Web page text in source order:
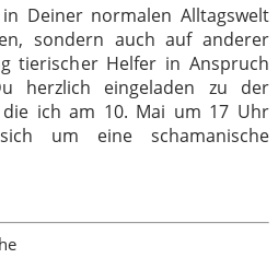
Deiner normalen Alltagswelt
sondern auch auf anderer
tierischer Helfer in Anspruch
herzlich eingeladen zu der
ich am 10. Mai um 17 Uhr
um eine schamanische